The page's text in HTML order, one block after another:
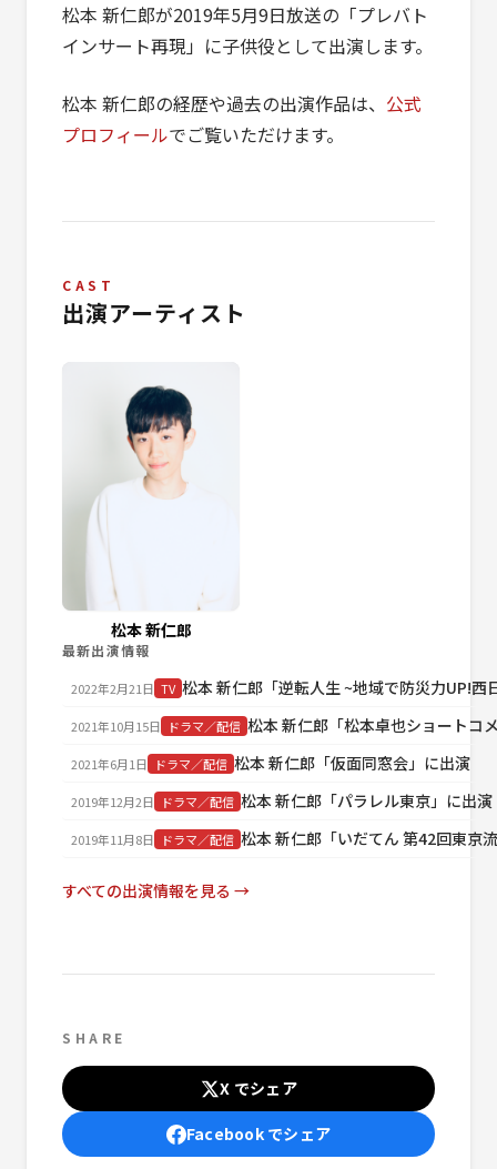
松本 新仁郎が2019年5月9日放送の「プレバト
インサート再現」に子供役として出演します。
松本 新仁郎の経歴や過去の出演作品は、 公式
プロフィールでご覧いただけます。
CAST
出演アーティスト
松本 新仁郎
最新出演情報
2022年2月21日 TV 松本 新仁郎「逆転人生 ~地域で防災力UP!西
2021年10月15日 ドラマ／配信 松本 新仁郎「松本卓也ショートコ
2021年6月1日 ドラマ／配信 松本 新仁郎「仮面同窓会」に出演
2019年12月2日 ドラマ／配信 松本 新仁郎「パラレル東京」に出演
2019年11月8日 ドラマ／配信 松本 新仁郎「いだてん 第42回東京
すべての出演情報を見る →
SHARE
X でシェア
Facebook でシェア